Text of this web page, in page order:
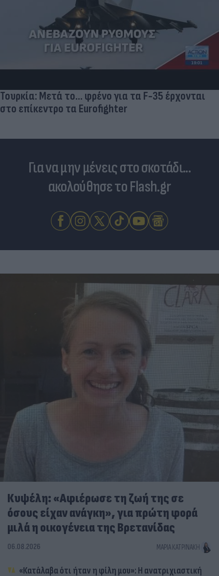
Πρωτοφανές σκάνδαλο - Aθλήτριες
«φουσκώνουν» τον στηθόδεσμό τους για να
Για να μην μένεις στο σκοτάδι...
ακολούθησε το Flash.gr
Κυψέλη: «Αφιέρωσε τη ζωή της σε
όσους είχαν ανάγκη», για πρώτη φορά
μιλά η οικογένεια της Βρετανίδας
06.08.2026 ΜΑΡΊΑ ΚΑΤΡΙΝΆΚΗ
«Κατάλαβα ότι ήταν η φίλη μου»: Η ανατριχιαστική